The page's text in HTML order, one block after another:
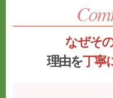
なぜそ
理由を丁寧